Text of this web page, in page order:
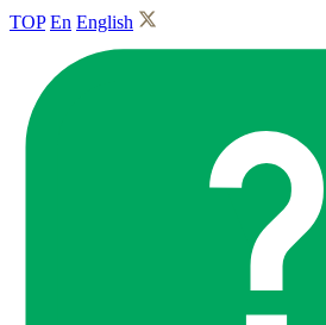
TOP En English